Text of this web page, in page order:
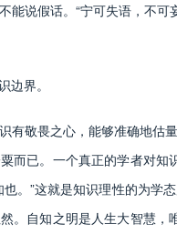
能说假话。“宁可失语，不
界。
敬畏之心，能够准确地估量
而已。一个真正的学者对
。”这就是知识理性的为学
。自知之明是人生大智慧